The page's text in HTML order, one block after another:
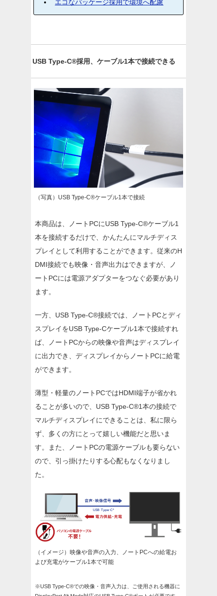
エコなパッケージ採用で環境へ配慮
USB Type-C®採用、ケーブル1本で接続できる
（写真）USB Type-C®ケーブル1本で接続
本商品は、ノートPCにUSB Type-C®ケーブル1
本を接続するだけで、かんたんにマルチディス
プレイとして利用することができます。従来のH
DMI接続でも映像・音声出力はできますが、ノ
ートPCには電源アダプターをつなぐ必要があり
ます。
一方、USB Type-C®接続では、ノートPCとディ
スプレイをUSB Type-Cケーブル1本で接続すれ
ば、ノートPCからの映像や音声はディスプレイ
に出力でき、ディスプレイからノートPCに給電
ができます。
薄型・軽量のノートPCではHDMI端子が省かれ
ることが多いので、USB Type-C®1本の接続で
マルチディスプレイにできることは、私に限ら
ず、多くの方にとって嬉しい機能だと思いま
す。また、ノートPCの電源ケーブルも要らない
ので、引っ掛けたりする心配もなくなりまし
た。
（イメージ）映像や音声の入力、ノートPCへの給電お
よび充電がケーブル1本で可能
※USB Type-C®での映像・音声入力は、ご使用される機器に